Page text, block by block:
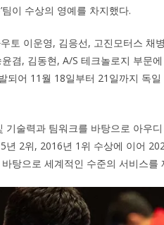
팀이 수상의 영예를 차지했다.
토 이운영, 김응선, 고진모터스 채
겸, 김동현, A/S 테크놀로지 부문
되어 11월 18일부터 21일까지 독
기술력과 팀워크를 바탕으로 아우
년 2위, 2016년 1위 수상에 이어
탕으로 세계적인 수준의 서비스를